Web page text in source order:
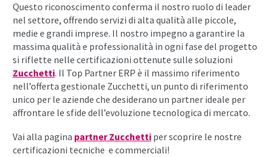
Questo riconoscimento conferma il nostro ruolo di leader
nel settore, offrendo servizi di alta qualità alle piccole,
medie e grandi imprese. Il nostro impegno a garantire la
massima qualità e professionalità in ogni fase del progetto
si riflette nelle certificazioni ottenute sulle soluzioni
Zucchetti. Il Top Partner ERP è il massimo riferimento
nell’offerta gestionale Zucchetti, un punto di riferimento
unico per le aziende che desiderano un partner ideale per
affrontare le sfide dell’evoluzione tecnologica di mercato.
Vai alla pagina partner Zucchetti per scoprire le nostre
certificazioni tecniche e commerciali!